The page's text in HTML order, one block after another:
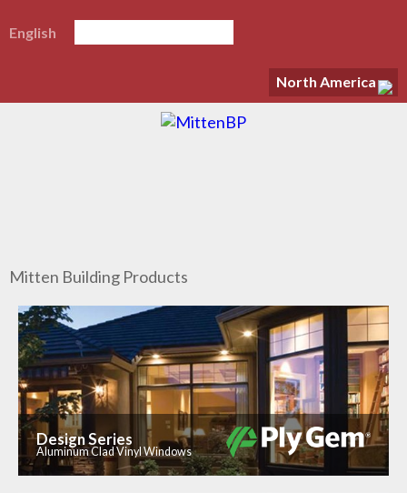
North America
English
Mitten Building Products
Design Series
Aluminum Clad Vinyl Windows